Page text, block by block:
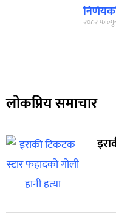
२०८२
लोकप्रिय समाचार